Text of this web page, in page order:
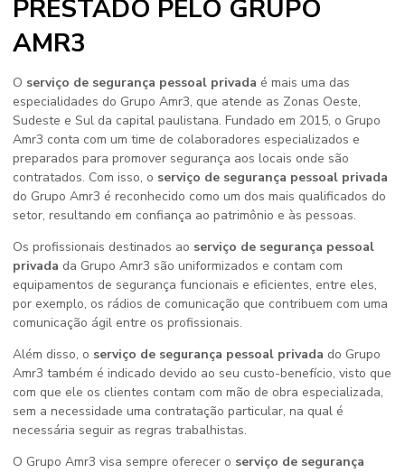
PRESTADO PELO GRUPO
AMR3
O serviço de segurança pessoal privada é mais uma das
especialidades do Grupo Amr3, que atende as Zonas Oeste,
Sudeste e Sul da capital paulistana. Fundado em 2015, o Grupo
Amr3 conta com um time de colaboradores especializados e
preparados para promover segurança aos locais onde são
contratados. Com isso, o serviço de segurança pessoal privada
do Grupo Amr3 é reconhecido como um dos mais qualificados do
setor, resultando em confiança ao patrimônio e às pessoas.
Os profissionais destinados ao serviço de segurança pessoal
privada da Grupo Amr3 são uniformizados e contam com
equipamentos de segurança funcionais e eficientes, entre eles,
por exemplo, os rádios de comunicação que contribuem com uma
comunicação ágil entre os profissionais.
Além disso, o serviço de segurança pessoal privada do Grupo
Amr3 também é indicado devido ao seu custo-benefício, visto que
com que ele os clientes contam com mão de obra especializada,
sem a necessidade uma contratação particular, na qual é
necessária seguir as regras trabalhistas.
O Grupo Amr3 visa sempre oferecer o serviço de segurança